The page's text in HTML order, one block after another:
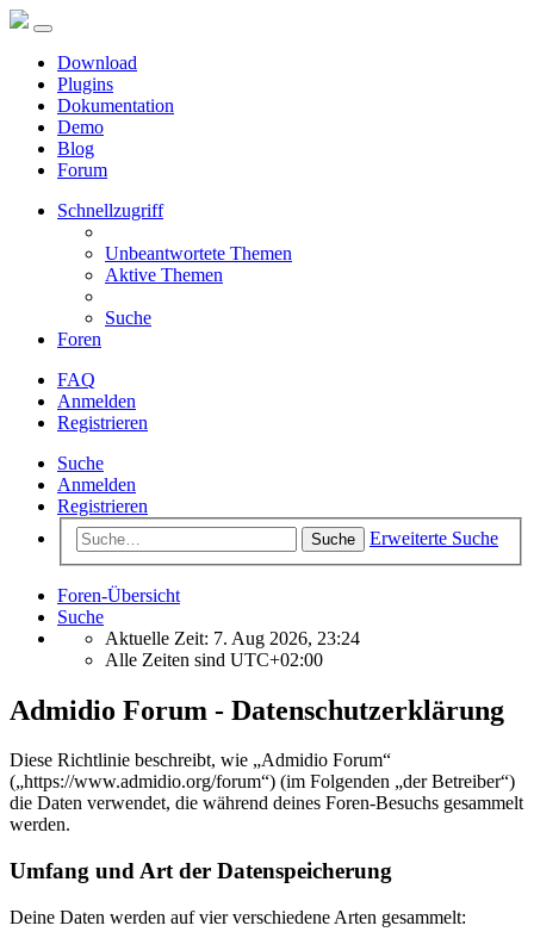
Download
Plugins
Dokumentation
Demo
Blog
Forum
Schnellzugriff
Unbeantwortete Themen
Aktive Themen
Suche
Foren
FAQ
Anmelden
Registrieren
Suche
Anmelden
Registrieren
Suche Erweiterte Suche
Foren-Übersicht
Suche
Aktuelle Zeit: 7. Aug 2026, 23:24
Alle Zeiten sind UTC+02:00
Admidio Forum - Datenschutzerklärung
Diese Richtlinie beschreibt, wie „Admidio Forum“
(„https://www.admidio.org/forum“) (im Folgenden „der Betreiber“)
die Daten verwendet, die während deines Foren-Besuchs gesammelt
werden.
Umfang und Art der Datenspeicherung
Deine Daten werden auf vier verschiedene Arten gesammelt: